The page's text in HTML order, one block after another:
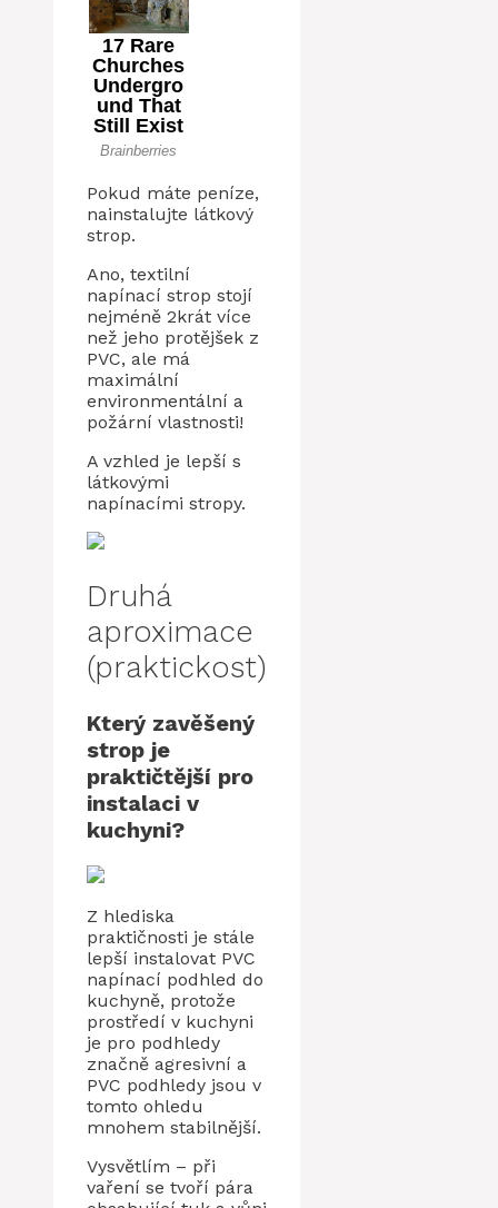
Pokud máte peníze,
nainstalujte látkový
strop.
Ano, textilní
napínací strop stojí
nejméně 2krát více
než jeho protějšek z
PVC, ale má
maximální
environmentální a
požární vlastnosti!
A vzhled je lepší s
látkovými
napínacími stropy.
Druhá
aproximace
(praktickost)
Který zavěšený
strop je
praktičtější pro
instalaci v
kuchyni?
Z hlediska
praktičnosti je stále
lepší instalovat PVC
napínací podhled do
kuchyně, protože
prostředí v kuchyni
je pro podhledy
značně agresivní a
PVC podhledy jsou v
tomto ohledu
mnohem stabilnější.
Vysvětlím – při
vaření se tvoří pára